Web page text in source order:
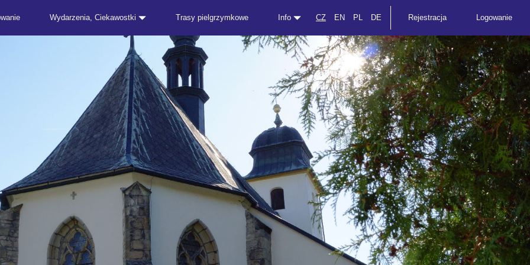
Wydarzenia, Ciekawostki Trasy pielgrzymkowe Info CZ EN PL DE Rejestracja Logowanie